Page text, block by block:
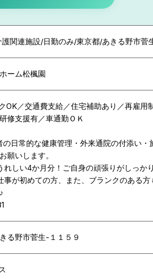
関連施設/日勤のみ/東京都/あきる野市菅
ーム松楓園
OK／交通費支給／住宅補助あり／再雇用
修支援有／車通勤ＯＫ
の日常的な健康管理・外来通院の付添い・
願いします。
れしい4か月分！ご自身の頑張りがしっか
事が初めての方、また、ブランクのある
る野市菅生-１１５９